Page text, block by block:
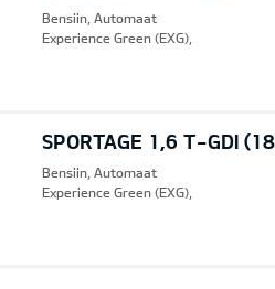
Bensiin, Automaat
Experience Green (EXG),
SPORTAGE 1,6 T-GDI
Bensiin, Automaat
Experience Green (EXG),